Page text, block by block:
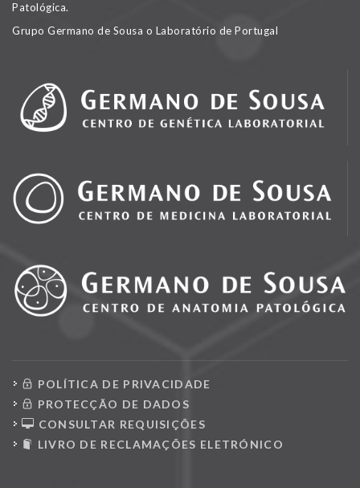
Patológica.
Grupo Germano de Sousa o Laboratório de Portugal
POLÍTICA DE PRIVACIDADE
PROTECÇÃO DE DADOS
CONSULTAR REQUISIÇÕES
LIVRO DE RECLAMAÇÕES ELETRÓNICO